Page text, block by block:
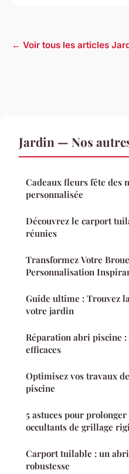
← Voir tous les articles
Jardin — Nos
Cadeaux fleurs fête des
personnalisée
Découvrez le carport
réunies
Transformez Votre
Personnalisation
Guide ultime : Trouvez
votre jardin
Réparation abri piscine
efficaces
Optimisez vos travaux
piscine
5 astuces pour
occultants de grillage
Carport tuilable : un
robustesse